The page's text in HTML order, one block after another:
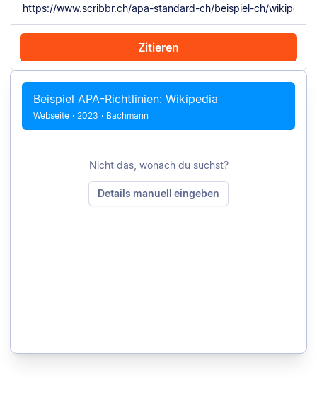
Zitieren
Mit Chrome zitieren Manuell zitieren
Beispiel APA-Richtlinien: Wikipedia
Webseite · 2023 · Bachmann
Nicht das, wonach du suchst?
Details manuell eingeben